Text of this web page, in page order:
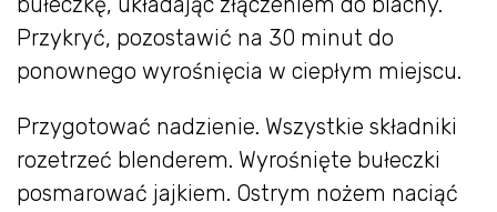
Przykryć, pozostawić na 30 minut do
ponownego wyrośnięcia w ciepłym miejscu.
Przygotować nadzienie. Wszystkie składniki
rozetrzeć blenderem. Wyrośnięte bułeczki
posmarować jajkiem. Ostrym nożem naciąć